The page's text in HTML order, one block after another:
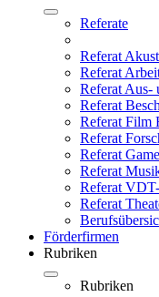
Referate
Referat
Referat
Referat Aus-
Referat
Referat Film
Referat
Referat
Referat
Referat
Referat
Förderfirmen
Rubriken
Rubriken